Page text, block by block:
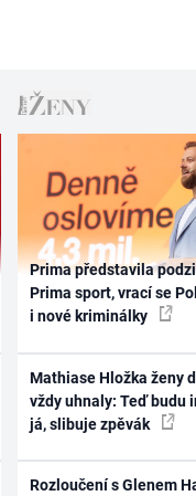
Prima představila
Prima sport, vrací se
i nové kriminálky
Mathiase Hložka ženy
vždy uhnaly: Teď budu
já, slibuje zpěvák
Rozloučení s Glenem